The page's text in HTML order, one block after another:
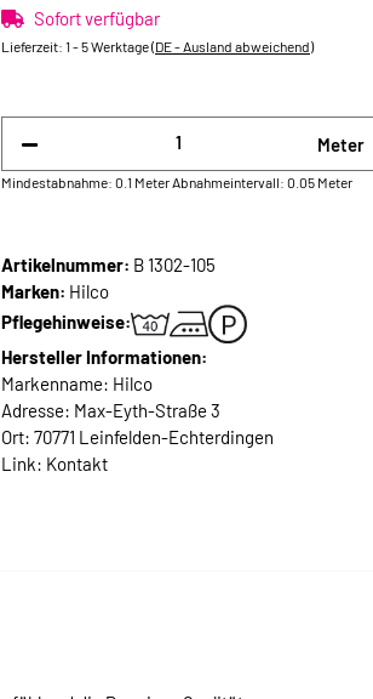
Sofort verfügbar
Lieferzeit: 1 - 5 Werktage(DE - Ausland abweichend)
Meter
Mindestabnahme: 0.1 MeterAbnahmeintervall: 0.05 Meter
Artikelnummer: B 1302-105
Marken: Hilco
Pflegehinweise:
Hersteller Informationen:
Markenname: Hilco
Adresse: Max-Eyth-Straße 3
Ort: 70771 Leinfelden-Echterdingen
Link: Kontakt